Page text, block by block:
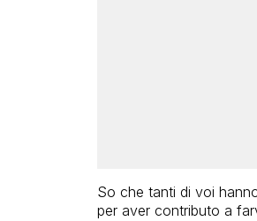
So che tanti di voi
per aver contributo a